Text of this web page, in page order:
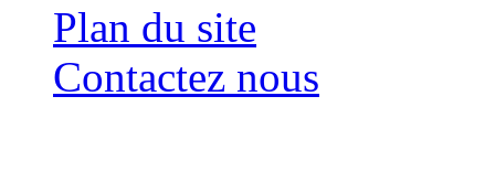
Plan du site
Contactez nous